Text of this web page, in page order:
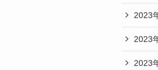
2023
2023
2023